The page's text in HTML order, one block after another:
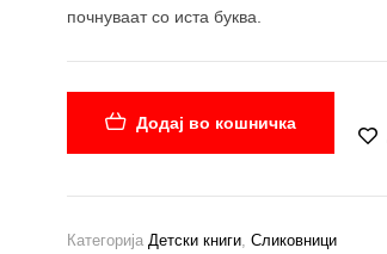
почнуваат со иста буква.
Додај во кошничка
Категорија Детски книги Сликовници